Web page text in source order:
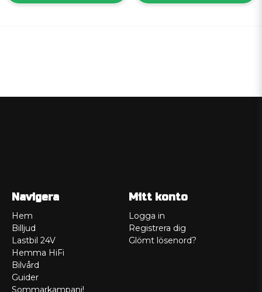
Navigera
Hem
Billjud
Lastbil 24V
Hemma HiFi
Bilvård
Guider
Sommarkampanj!
Mitt konto
Logga in
Registrera dig
Glömt lösenord?